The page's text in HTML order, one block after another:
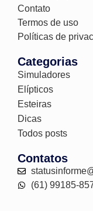
Contato
Termos de uso
Políticas de
Categorias
Simuladores
Elípticos
Esteiras
Dicas
Todos posts
Contatos
(61) 99185-